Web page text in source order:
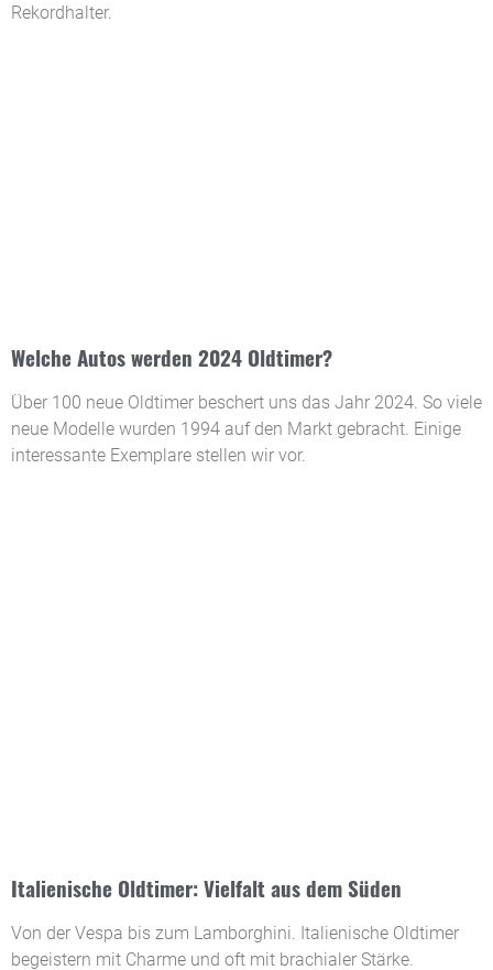
Rekordhalter.
Welche Autos werden 2024 Oldtimer?
Über 100 neue Oldtimer beschert uns das Jahr 2024. So viele
neue Modelle wurden 1994 auf den Markt gebracht. Einige
interessante Exemplare stellen wir vor.
Italienische Oldtimer: Vielfalt aus dem Süden
Von der Vespa bis zum Lamborghini. Italienische Oldtimer
begeistern mit Charme und oft mit brachialer Stärke.